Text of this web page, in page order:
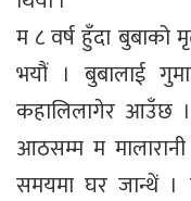
म ८ वर्ष हुँदा बुबाको
भयौं । बुबालाई
कहालिलागेर आउँछ ।
आठसम्म म
समयमा घर जान्थें